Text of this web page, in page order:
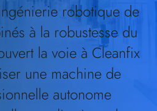
robotique de
à la robustesse du
la voie à Cleanfix
une machine de
autonome